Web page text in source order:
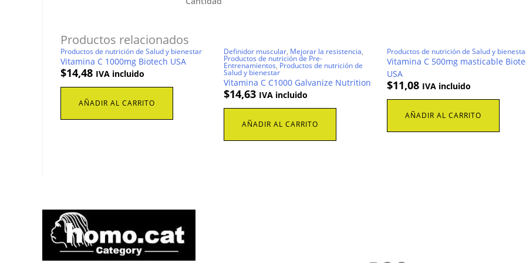
Productos relacionados
Productos de nutrición de Salud y bienestar
Vitamina C 1000mg Biotech USA
$14,48 IVA incluido
AÑADIR AL CARRITO
Definidor muscular, Mejorar la resistencia,
Productos de nutrición de Pre-
Entrenamientos, Productos de nutrición de
Salud y bienestar
Vitamina C C1000 Galvanize Nutrition
$14,63 IVA incluido
AÑADIR AL CARRITO
Productos de nutrición de Salud y
Vitamina C 500mg masticable
USA
$11,08 IVA incluido
AÑADIR AL CARRITO